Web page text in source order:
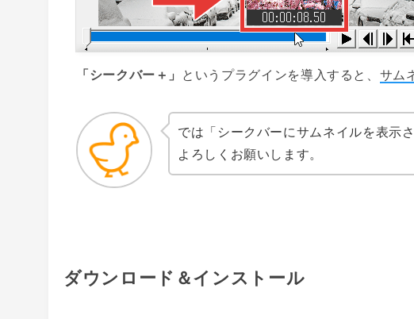
「 シークバー＋」 というプラグインを導入すると、 サム
では「シークバーにサムネイルを表示
よろしくお願いします。
ダウンロード＆インストール